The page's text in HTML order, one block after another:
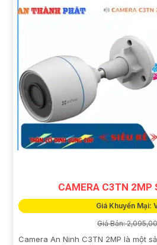
CAMERA C3TN 2MP
Giá Khuyến Mại:
Giá Bán:
Camera An Ninh C3TN 2MP là một